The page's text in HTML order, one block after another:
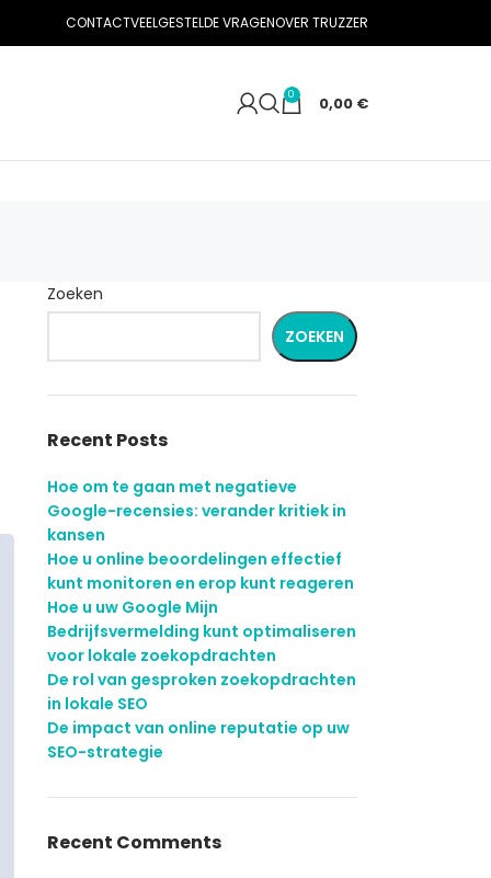
CONTACTVEELGESTELDE VRAGENOVER TRUZZER
0 0,00 €
Zoeken
ZOEKEN
Recent Posts
Hoe om te gaan met negatieve
Google-recensies: verander kritiek in
kansen
Hoe u online beoordelingen effectief
kunt monitoren en erop kunt reageren
Hoe u uw Google Mijn
Bedrijfsvermelding kunt optimaliseren
voor lokale zoekopdrachten
De rol van gesproken zoekopdrachten
in lokale SEO
De impact van online reputatie op uw
SEO-strategie
Recent Comments